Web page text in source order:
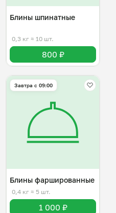
Блины шпинатные
0,3 кг ≈ 10 шт.
800 ₽
Завтра c 09:00
Блины фаршированные
0,4 кг ≈ 5 шт.
1 000 ₽